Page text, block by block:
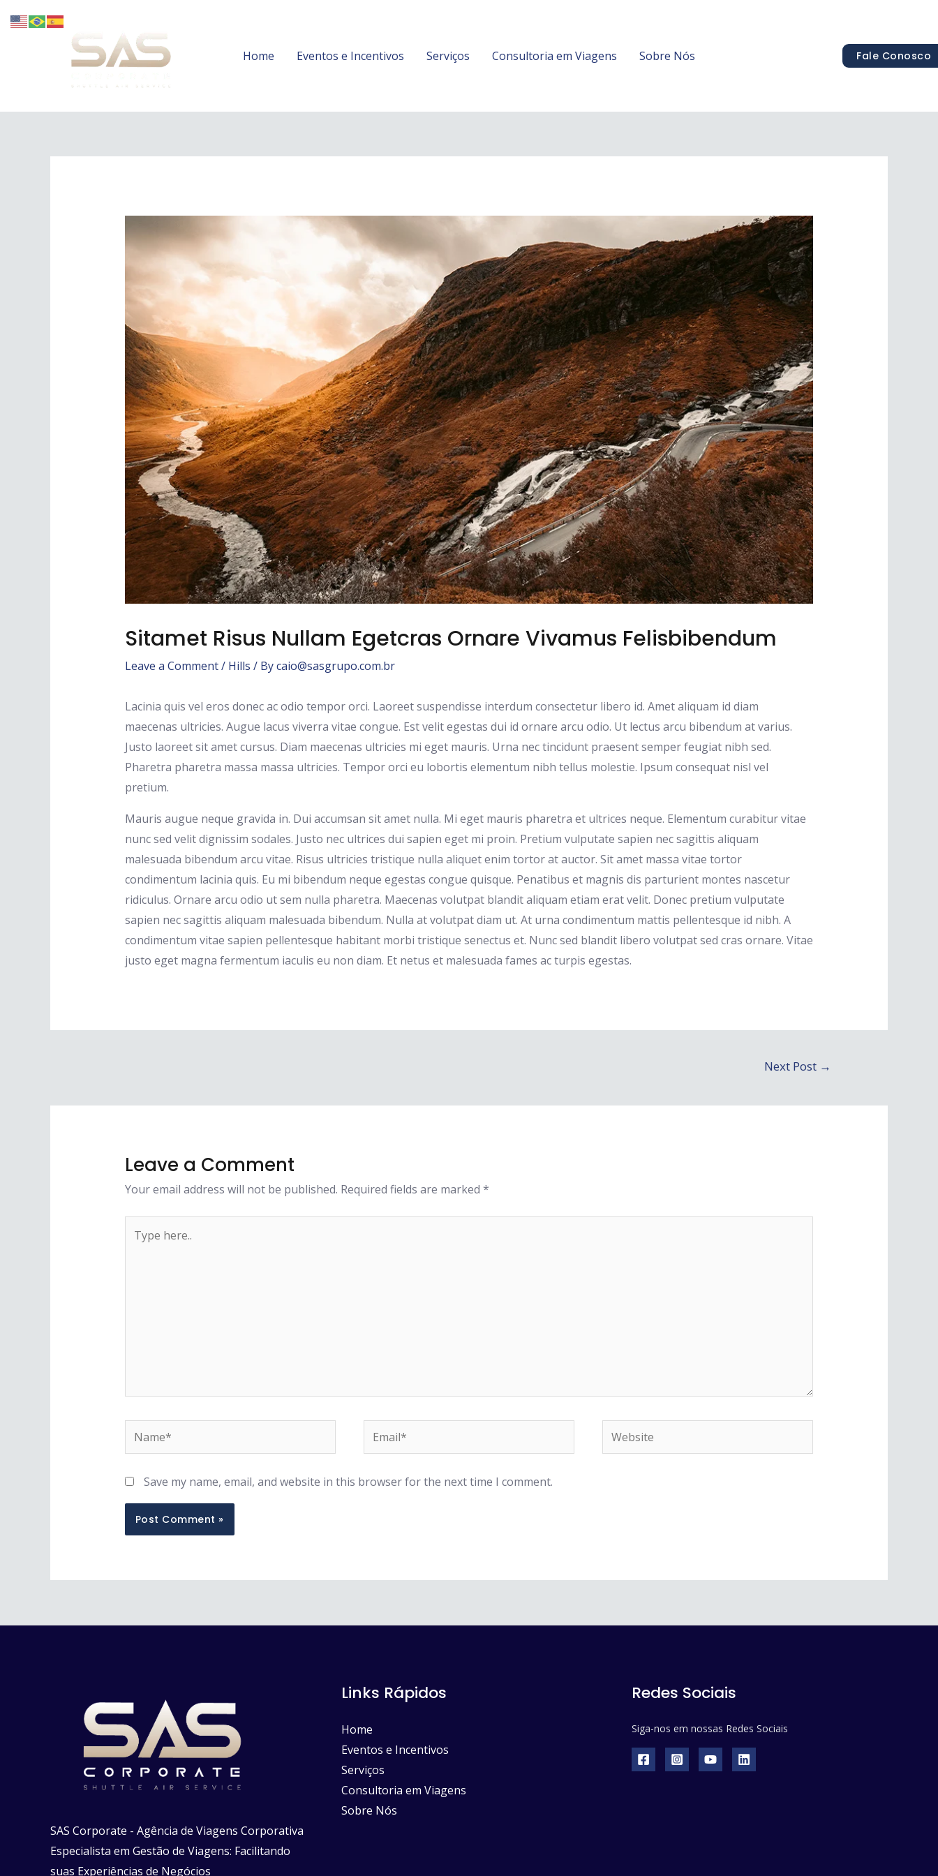
Home Eventos e Incentivos Serviços Consultoria em Viagens Sobre Nós Fale Conosco
Sitamet Risus Nullam Egetcras Ornare Vivamus Felisbibendum
Leave a Comment/ Hills / Bycaio@sasgrupo.com.br
Lacinia quis vel eros donec ac odio tempor orci. Laoreet suspendisse interdum consectetur libero id. Amet aliquam id diam
maecenas ultricies. Augue lacus viverra vitae congue. Est velit egestas dui id ornare arcu odio. Ut lectus arcu bibendum at varius.
Justo laoreet sit amet cursus. Diam maecenas ultricies mi eget mauris. Urna nec tincidunt praesent semper feugiat nibh sed.
Pharetra pharetra massa massa ultricies. Tempor orci eu lobortis elementum nibh tellus molestie. Ipsum consequat nisl vel
pretium.
Mauris augue neque gravida in. Dui accumsan sit amet nulla. Mi eget mauris pharetra et ultrices neque. Elementum curabitur vitae
nunc sed velit dignissim sodales. Justo nec ultrices dui sapien eget mi proin. Pretium vulputate sapien nec sagittis aliquam
malesuada bibendum arcu vitae. Risus ultricies tristique nulla aliquet enim tortor at auctor. Sit amet massa vitae tortor
condimentum lacinia quis. Eu mi bibendum neque egestas congue quisque. Penatibus et magnis dis parturient montes nascetur
ridiculus. Ornare arcu odio ut sem nulla pharetra. Maecenas volutpat blandit aliquam etiam erat velit. Donec pretium vulputate
sapien nec sagittis aliquam malesuada bibendum. Nulla at volutpat diam ut. At urna condimentum mattis pellentesque id nibh. A
condimentum vitae sapien pellentesque habitant morbi tristique senectus et. Nunc sed blandit libero volutpat sed cras ornare. Vitae
justo eget magna fermentum iaculis eu non diam. Et netus et malesuada fames ac turpis egestas.
Next Post →
Leave a Comment
Your email address will not be published. Required fields are marked *
Save my name, email, and website in this browser for the next time I comment.
SAS Corporate - Agência de Viagens Corporativa
Especialista em Gestão de Viagens: Facilitando
suas Experiências de Negócios
Links Rápidos
Home
Eventos e Incentivos
Serviços
Consultoria em Viagens
Sobre Nós
Redes Sociais
Siga-nos em nossas Redes Sociais